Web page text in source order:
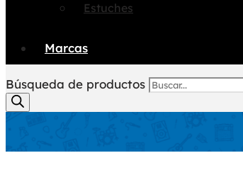
Estuches
Marcas
Búsqueda de productos